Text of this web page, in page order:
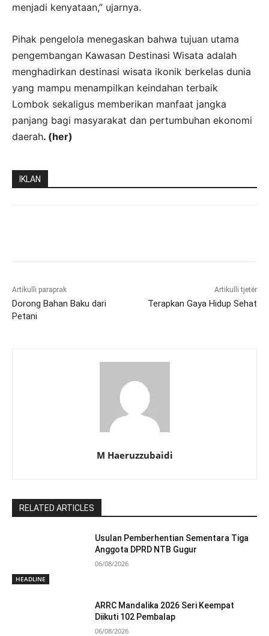
menjadi kenyataan,” ujarnya.
Pihak pengelola menegaskan bahwa tujuan utama
pengembangan Kawasan Destinasi Wisata adalah
menghadirkan destinasi wisata ikonik berkelas dunia
yang mampu menampilkan keindahan terbaik
Lombok sekaligus memberikan manfaat jangka
panjang bagi masyarakat dan pertumbuhan ekonomi
daerah. (her)
IKLAN
Artikulli paraprak
Dorong Bahan Baku dari
Petani
Artikulli tjetër
Terapkan Gaya Hidup Sehat
M Haeruzzubaidi
RELATED ARTICLES
HEADLINE
Usulan Pemberhentian Sementara Tiga
Anggota DPRD NTB Gugur
06/08/2026
ARRC Mandalika 2026 Seri Keempat
Diikuti 102 Pembalap
06/08/2026